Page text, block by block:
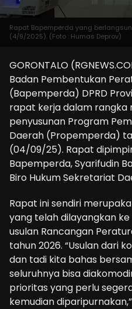
Rapat Bapemperda yang
(4/9/2025). (Foto : Humas Deprov)
GORONTALO
Badan Pembentukan
(Bapemperda) DPRD
rapat kerja dalam rangka
penyusunan Program
Daerah (Propemperda)
(04/09/25). Rapat
Bapemperda, Syarifudin
Biro Hukum Sekretariat
Rapat ini sendiri
yang telah dilayangkan
usulan Rancangan
tahun 2026. “Usulan dari
dan tadi kita bahas
seluruhnya bisa
prioritas yang perlu
kemudian